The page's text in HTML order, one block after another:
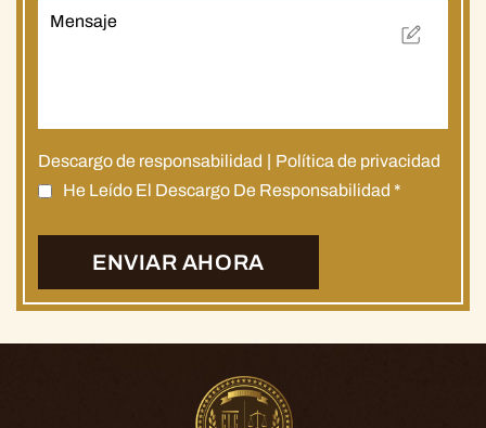
Descargo de responsabilidad
Política de privacidad
He Leído El Descargo De Responsabilidad *